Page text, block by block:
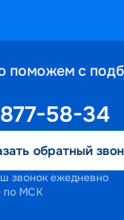
поможем с
58-34
обратный
звонок ежедневно
по МСК